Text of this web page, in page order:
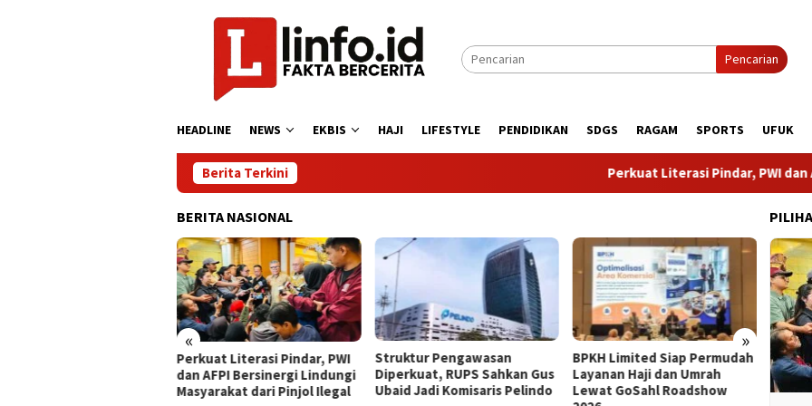
Pencarian
HEADLINE NEWS EKBIS HAJI LIFESTYLE PENDIDIKAN SDGS RAGAM SPORTS UFUK
Berita Terkini Perkuat Literasi Pindar, PWI dan AFPI
BERITA NASIONAL
« »
Perkuat Literasi Pindar, PWI
dan AFPI Bersinergi Lindungi
Masyarakat dari Pinjol Ilegal
​Struktur Pengawasan
Diperkuat, RUPS Sahkan Gus
Ubaid Jadi Komisaris Pelindo
BPKH Limited Siap Permudah
Layanan Haji dan Umrah
Lewat GoSahl Roadshow
​8